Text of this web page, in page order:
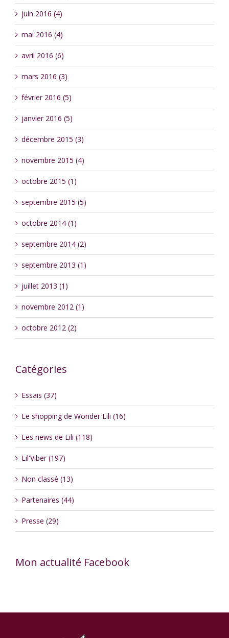
juin 2016 (4)
mai 2016 (4)
avril 2016 (6)
mars 2016 (3)
février 2016 (5)
janvier 2016 (5)
décembre 2015 (3)
novembre 2015 (4)
octobre 2015 (1)
septembre 2015 (5)
octobre 2014 (1)
septembre 2014 (2)
septembre 2013 (1)
juillet 2013 (1)
novembre 2012 (1)
octobre 2012 (2)
Catégories
Essais (37)
Le shopping de Wonder Lili (16)
Les news de Lili (118)
Lil'Viber (197)
Non classé (13)
Partenaires (44)
Presse (29)
Mon actualité Facebook